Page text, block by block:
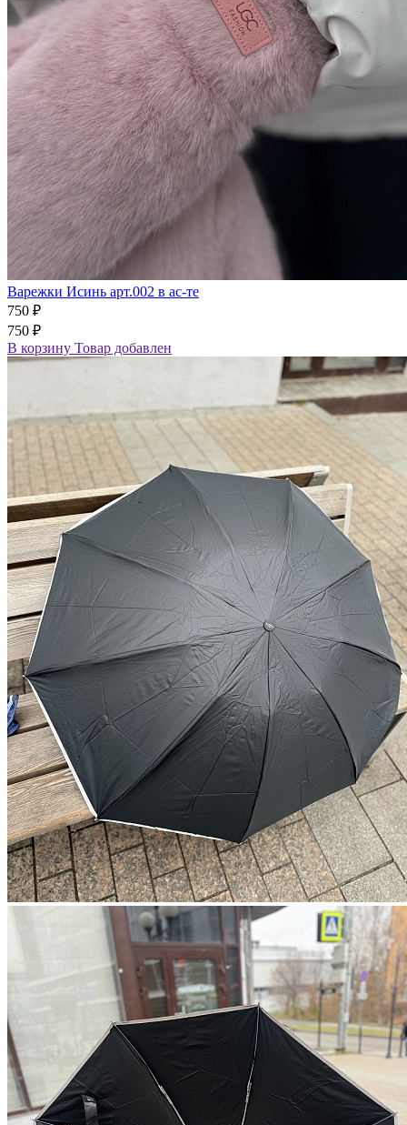
Варежки Исинь арт.002 в ас-те
750 ₽
750 ₽
В корзину Товар добавлен